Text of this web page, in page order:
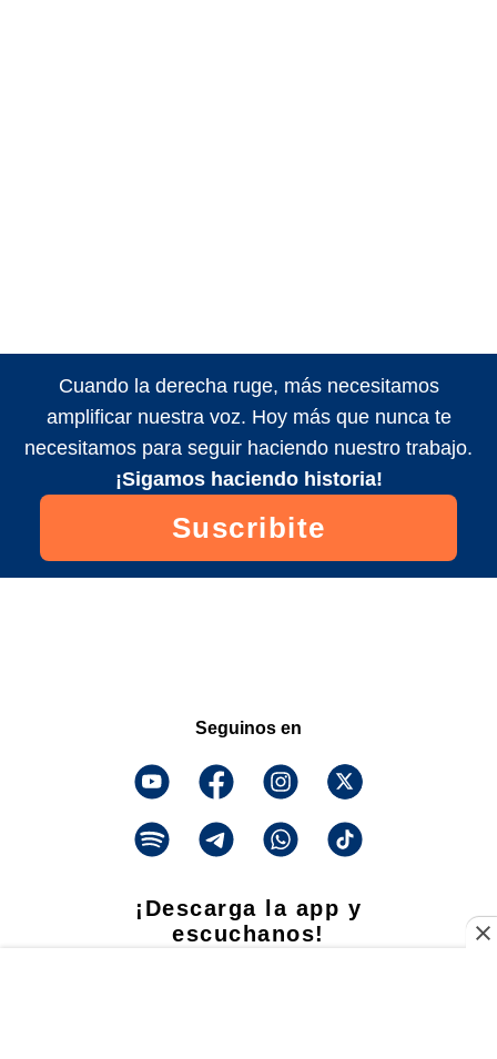
Cuando la derecha ruge, más necesitamos
amplificar nuestra voz. Hoy más que nunca te
necesitamos para seguir haciendo nuestro trabajo.
¡Sigamos haciendo historia!
Suscribite
Seguinos en
¡Descarga la app y
escuchanos!